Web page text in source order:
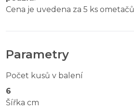
Cena je uvedena za 5 ks ometačů
Parametry
Počet kusů v balení
6
Šířka cm